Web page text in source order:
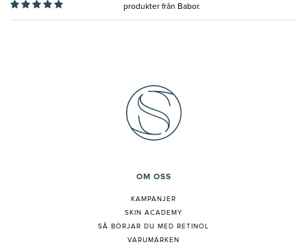
produkter från Babor.
OM OSS
KAMPANJER
SKIN ACADEMY
SÅ BÖRJAR DU MED RETINOL
VARUMÄRKEN